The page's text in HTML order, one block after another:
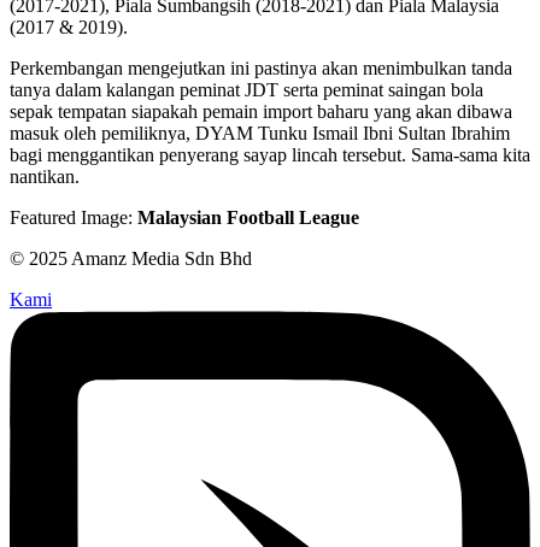
(2017-2021), Piala Sumbangsih (2018-2021) dan Piala Malaysia
(2017 & 2019).
Perkembangan mengejutkan ini pastinya akan menimbulkan tanda
tanya dalam kalangan peminat JDT serta peminat saingan bola
sepak tempatan siapakah pemain import baharu yang akan dibawa
masuk oleh pemiliknya, DYAM Tunku Ismail Ibni Sultan Ibrahim
bagi menggantikan penyerang sayap lincah tersebut. Sama-sama kita
nantikan.
Featured Image: Malaysian Football League
© 2025 Amanz Media Sdn Bhd
Kami